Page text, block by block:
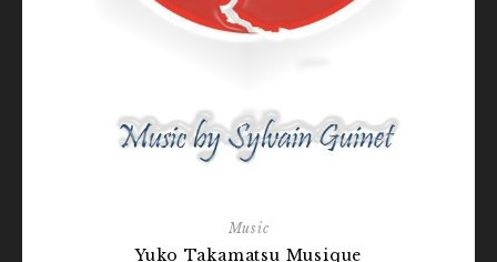
Music
Yuko Takamatsu Musique